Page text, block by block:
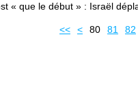
« que le début » : Israël
<< < 10
20
30
40
50
60
70
80 81 82